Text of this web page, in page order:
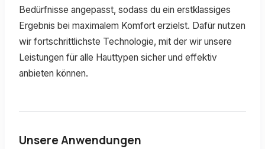
Bedürfnisse angepasst, sodass du ein erstklassiges
Ergebnis bei maximalem Komfort erzielst. Dafür nutzen
wir fortschrittlichste Technologie, mit der wir unsere
Leistungen für alle Hauttypen sicher und effektiv
anbieten können.
Unsere Anwendungen